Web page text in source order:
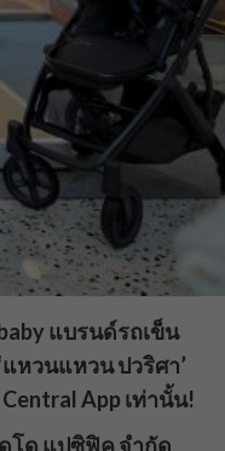
แบรนด์รถเข็น
หวนแหวน ปวริศา’
App เท่านั้น!
โด แปซิฟิค จำกัด